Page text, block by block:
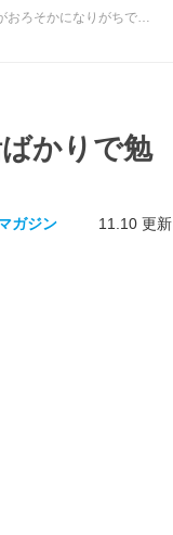
名古屋西高校合格！家庭教師インタビュー｜部活ばかりで勉強がおろそかになりがちで・・・-愛知校 教育マガジン|プロ家庭教師のアズネット
かりで勉
ガジン 11.10 更新